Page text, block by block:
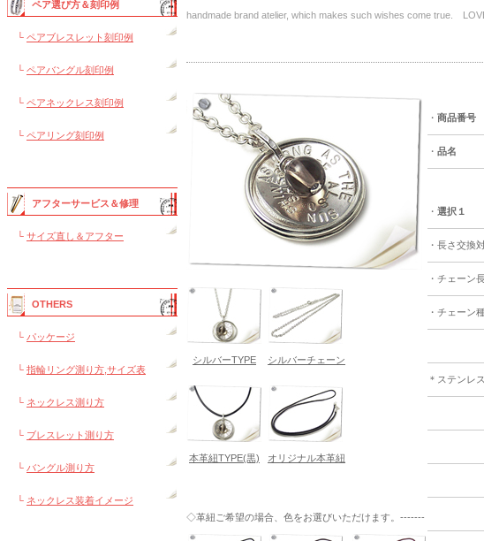
ペア選び方＆刻印例
└ ペアブレスレット刻印例
└ ペアバングル刻印例
└ ペアネックレス刻印例
└ ペアリング刻印例
アフターサービス＆修理
└ サイズ直し＆アフター
OTHERS
└ パッケージ
└ 指輪リング測り方,サイズ表
└ ネックレス測り方
└ ブレスレット測り方
└ バングル測り方
└ ネックレス装着イメージ
handmade brand atelier, which makes such wishes come true.
シルバーTYPE シルバーチェーン
本革紐TYPE(黒) オリジナル本革紐
◇革紐ご希望の場合、色をお選びいただけます。-------
・ 商品番号
・ 品名
・ 選択１
・長さ交換
・チェーン
・チェーン
＊ステンレス